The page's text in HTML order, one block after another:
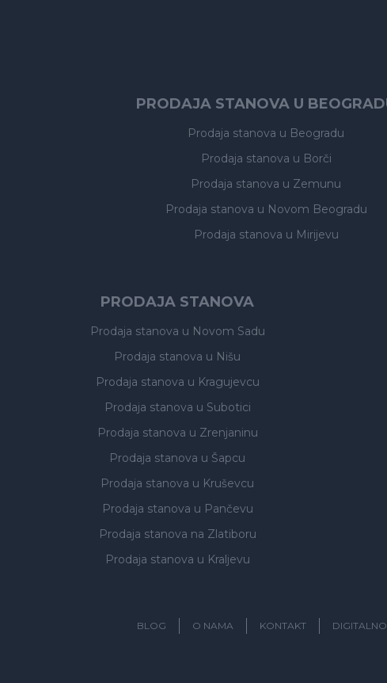
PRODAJA STANOVA U
Prodaja stanova u Beogradu
Prodaja stanova u Borči
Prodaja stanova u Zemunu
Prodaja stanova u Novom Beogradu
Prodaja stanova u Mirijevu
PRODAJA STANOVA
Prodaja stanova u Novom Sadu
Prodaja stanova u Nišu
Prodaja stanova u Kragujevcu
Prodaja stanova u Subotici
Prodaja stanova u Zrenjaninu
Prodaja stanova u Šapcu
Prodaja stanova u Kruševcu
Prodaja stanova u Pančevu
Prodaja stanova na Zlatiboru
Prodaja stanova u Kraljevu
BLOG O NAMA KONTAKT